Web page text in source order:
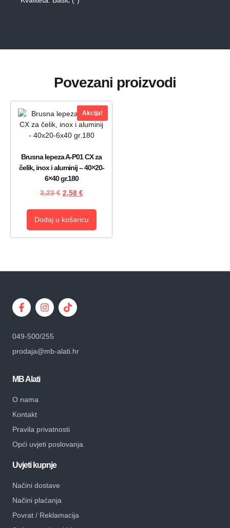
Povezani proizvodi
Akcija!
Brusna lepeza A-P01 CX za
čelik, inox i aluminij – 40×20-
6×40 gr.180
3,23€ 2,58 €
Dodaj u košaricu
049-500/255
prodaja@mb-alati.hr
MB Alati
O nama
Kontakt
Pravila privatnosti
Opći uvjeti poslovanja
Uvjeti kupnje
Načini dostave
Načini plaćanja
Povrat / Reklamacija